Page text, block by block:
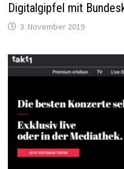
Digitalgipfel mit
3. November 2019